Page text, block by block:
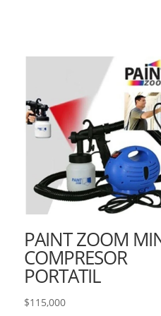
PAINT ZOOM
COMPRESOR
PORTATIL
$115,000